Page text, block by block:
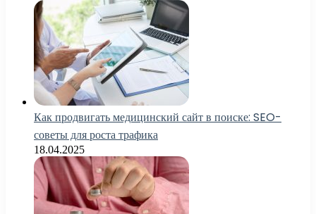
Как продвигать медицинский сайт в поиске: SEO-
советы для роста трафика
18.04.2025